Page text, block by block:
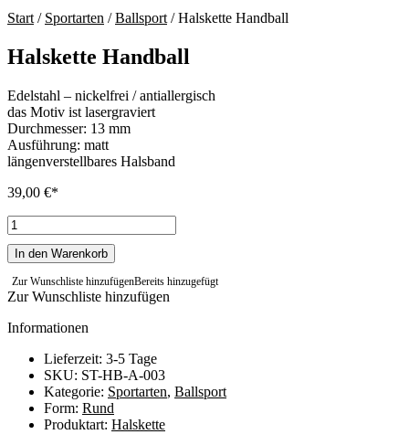
Start / Sportarten /Ballsport / Halskette Handball
Halskette Handball
Edelstahl – nickelfrei / antiallergisch
das Motiv ist lasergraviert
Durchmesser: 13 mm
Ausführung: matt
längenverstellbares Halsband
39,00 €
Halskette
Handball
Menge
In den Warenkorb
Zur Wunschliste hinzufügenBereits hinzugefügt
Zur Wunschliste hinzufügen
Informationen
Lieferzeit: 3-5 Tage
SKU: ST-HB-A-003
Kategorie: Sportarten, Ballsport
Form: Rund
Produktart: Halskette